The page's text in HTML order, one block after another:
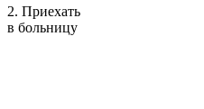
2. Приехать
в больницу